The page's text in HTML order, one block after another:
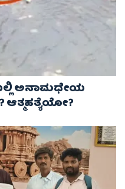
ಅನಾಮಧೇಯ
ಆತ್ಮಹತ್ಯೆಯೋ?